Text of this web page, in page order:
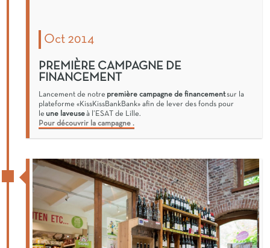
Oct 2014
PREMIÈRE CAMPAGNE DE
FINANCEMENT
Lancement de notre première campagne de financementsur la
plateforme «KissKissBankBank» afin de lever des fonds pour
le une laveuseà l’ESAT de Lille.
Pour découvrir la campagne .